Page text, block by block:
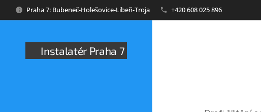
Praha 7: Bubeneč-Holešovice-Libeň-Troja +420 608 025 896
👉Instalatér Praha 7